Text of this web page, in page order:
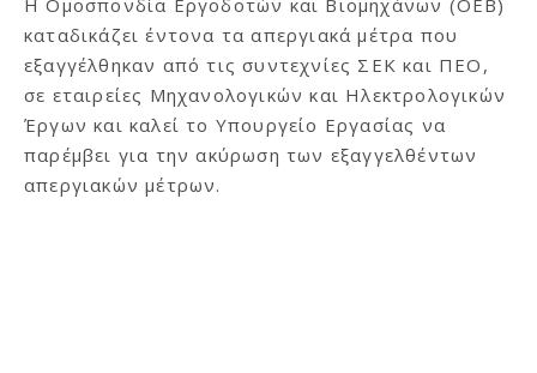
Η Ομοσπονδία Εργοδοτών και Βιομηχάνων (ΟΕΒ)
καταδικάζει έντονα τα απεργιακά μέτρα που
εξαγγέλθηκαν από τις συντεχνίες ΣΕΚ και ΠΕΟ,
σε εταιρείες Μηχανολογικών και Ηλεκτρολογικών
Έργων και καλεί το Υπουργείο Εργασίας να
παρέμβει για την ακύρωση των εξαγγελθέντων
απεργιακών μέτρων.